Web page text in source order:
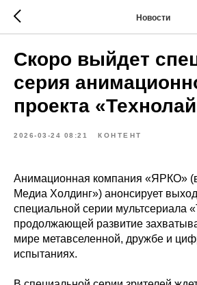
Новости
Скоро выйдет
серия
проекта
2026-03-24 08:21 КОНТЕНТ
Анимационная компания «ЯРКО»
Медиа Холдинг») анонсирует
специальной серии мультсериала
продолжающей развитие
мире метавселенной, дружбе и
испытаниях.